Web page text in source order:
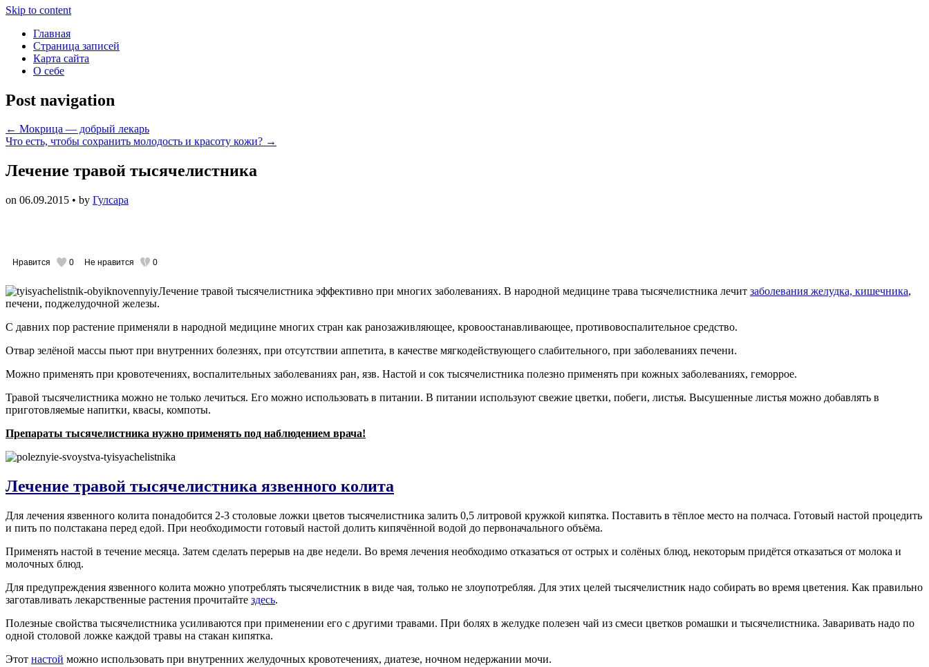
Skip to content
Главная
Страница записей
Карта сайта
О себе
Post navigation
← Мокрица — добрый лекарь
Что есть, чтобы сохранить молодость и красоту кожи? →
Лечение травой тысячелистника
on 06.09.2015 • by Гулсара
Нравится 0 Не нравится 0
Лечение травой тысячелистника эффективно при многих заболеваниях. В народной медицине трава тысячелистника лечит заболевания желудка, кишечника,
печени, поджелудочной железы.
С давних пор растение применяли в народной медицине многих стран как ранозаживляющее, кровоостанавливающее, противовоспалительное средство.
Отвар зелёной массы пьют при внутренних болезнях, при отсутствии аппетита, в качестве мягкодействующего слабительного, при заболеваниях печени.
Можно применять при кровотечениях, воспалительных заболеваниях ран, язв. Настой и сок тысячелистника полезно применять при кожных заболеваниях, геморрое.
Травой тысячелистника можно не только лечиться. Его можно использовать в питании. В питании используют свежие цветки, побеги, листья. Высушенные листья можно добавлять в
приготовляемые напитки, квасы, компоты.
Препараты тысячелистника нужно применять под наблюдением врача!
Лечение травой тысячелистника язвенного колита
Для лечения язвенного колита понадобится 2-3 столовые ложки цветов тысячелистника залить 0,5 литровой кружкой кипятка. Поставить в тёплое место на полчаса. Готовый настой процедить
и пить по полстакана перед едой. При необходимости готовый настой долить кипячённой водой до первоначального объёма.
Применять настой в течение месяца. Затем сделать перерыв на две недели. Во время лечения необходимо отказаться от острых и солёных блюд, некоторым придётся отказаться от молока и
молочных блюд.
Для предупреждения язвенного колита можно употреблять тысячелистник в виде чая, только не злоупотребляя. Для этих целей тысячелистник надо собирать во время цветения. Как правильно
заготавливать лекарственные растения прочитайте здесь.
Полезные свойства тысячелистника усиливаются при применении его с другими травами. При болях в желудке полезен чай из смеси цветков ромашки и тысячелистника. Заваривать надо по
одной столовой ложке каждой травы на стакан кипятка.
Этот настой можно использовать при внутренних желудочных кровотечениях, диатезе, ночном недержании мочи.